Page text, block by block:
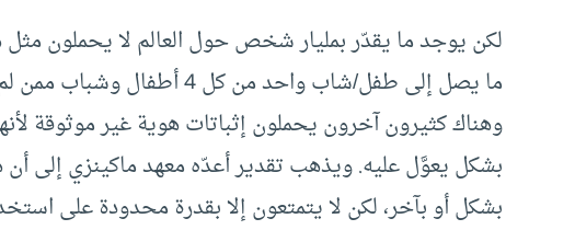
لكن يوجد ما يقدّر بمليار شخص حول العالم لا يحملون مثل
ما يصل إلى طفل/شاب واحد من
وهناك كثيرون آخرون يحملون إثباتات هوية غير موثوقة
بشكل أو بآخر، لكن لا يتمتعون إلا بقدرة محدودة على